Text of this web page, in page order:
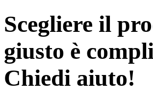
Scegliere il
giusto è
Chiedi aiuto!